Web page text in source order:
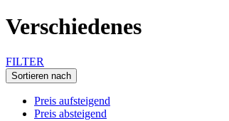
Verschiedenes
FILTER
Sortieren nach
Preis aufsteigend
Preis absteigend